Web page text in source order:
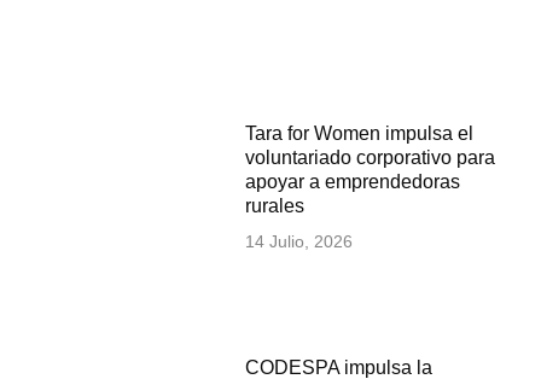
Tara for Women impulsa el
voluntariado corporativo para
apoyar a emprendedoras
rurales
14 Julio, 2026
CODESPA impulsa la